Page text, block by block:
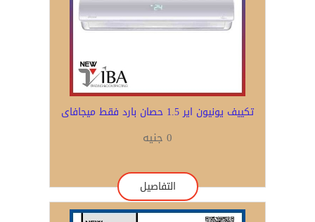
تكييف يونيون اير 1.5 حصان بارد فقط ميجافاى
0 جنيه
التفاصيل